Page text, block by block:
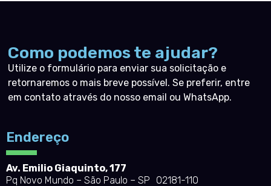
Como podemos te ajudar?
Utilize o formulário para enviar sua solicitação e
retornaremos o mais breve possível. Se preferir, entre
em contato através do nosso email ou WhatsApp.
Endereço
Av. Emilio Giaquinto, 177
Pq Novo Mundo – São Paulo – SP 02181-110